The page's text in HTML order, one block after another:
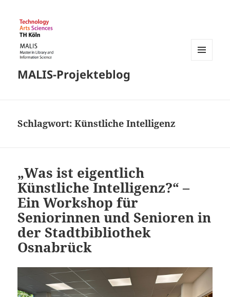
MALIS-Projekteblog
Schlagwort:Künstliche Intelligenz
„Was ist eigentlich
Künstliche Intelligenz?“ –
Ein Workshop für
Seniorinnen und Senioren in
der Stadtbibliothek
Osnabrück